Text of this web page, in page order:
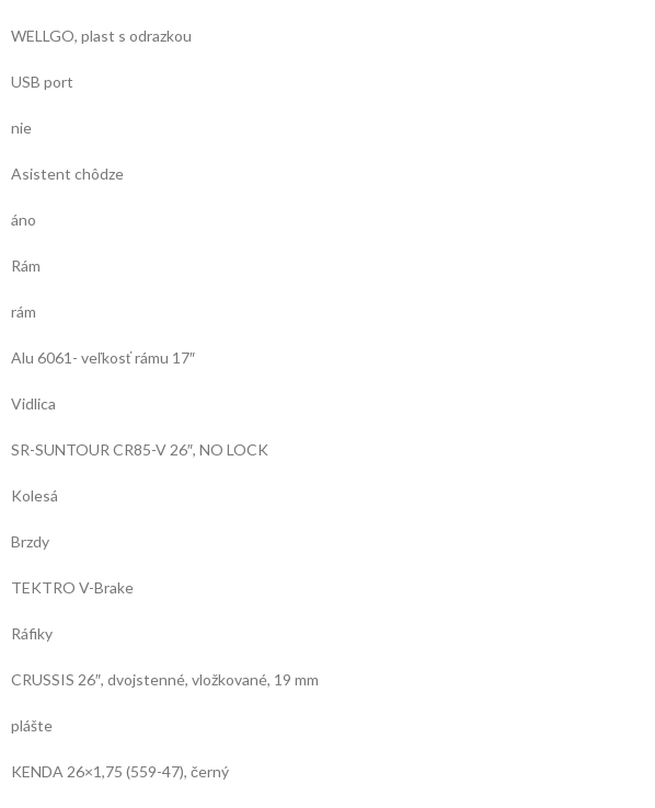
WELLGO, plast s odrazkou
USB port
nie
Asistent chôdze
áno
Rám
rám
Alu 6061- veľkosť rámu 17″
Vidlica
SR-SUNTOUR CR85-V 26″, NO LOCK
Kolesá
Brzdy
TEKTRO V-Brake
Ráfiky
CRUSSIS 26″, dvojstenné, vložkované, 19 mm
plášte
KENDA 26×1,75 (559-47), černý